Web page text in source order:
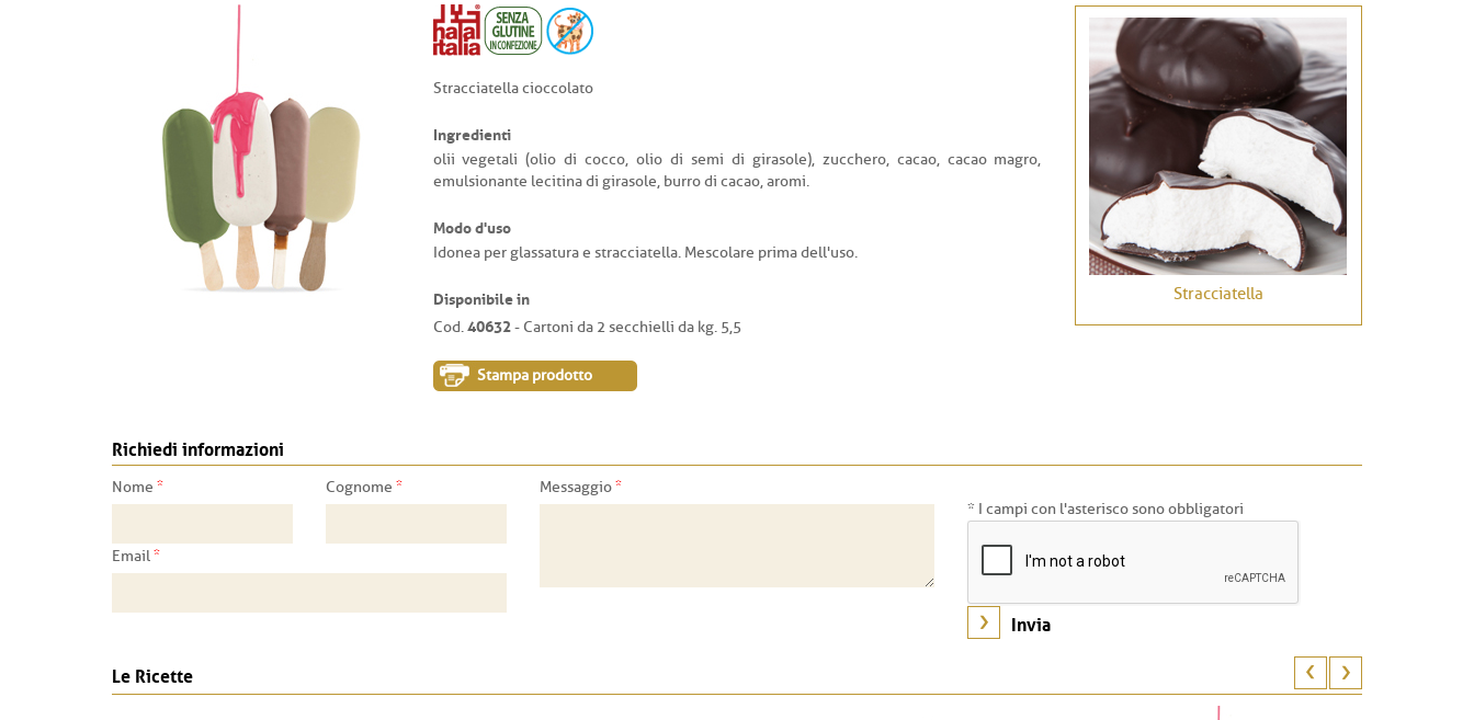
Stracciatella cioccolato
Ingredienti
olii vegetali (olio di cocco, olio di semi di girasole), zucchero, cacao, cacao magro,
emulsionante lecitina di girasole, burro di cacao, aromi.
Modo d'uso
Idonea per glassatura e stracciatella. Mescolare prima dell'uso.
Disponibile in
Cod.40632- Cartoni da 2 secchielli da kg. 5,5
Stampa prodotto
Stracciatella
Richiedi informazioni
Nome * Cognome *
Email*
Messaggio*
* I campi con l'asterisco sono obbligatori
Le Ricette